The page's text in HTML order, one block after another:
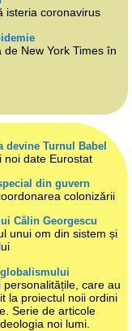
isteria coronavirus
de New York Times în
devine Turnul Babel
noi date Eurostat
din guvern
colonizării
Călin Georgescu
unui om din sistem și
personalitățile, care au
la proiectul noii ordini
Serie de articole
noi lumi.